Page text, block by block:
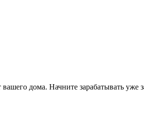
дома. Начните зарабатывать